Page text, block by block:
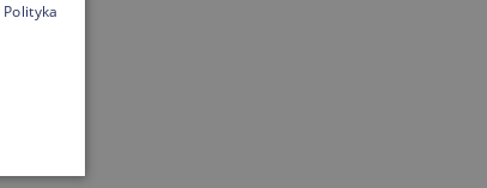
Polityka